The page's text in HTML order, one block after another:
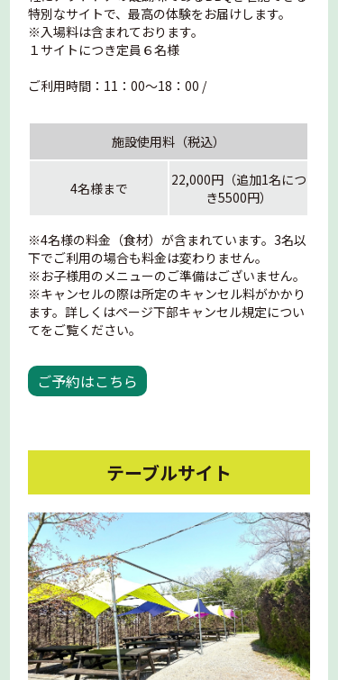
特別なサイトで、最高の体験をお届けします。
※入場料は含まれております。
１サイトにつき定員６名様
ご利用時間：11：00～18：00 /
施設使用料（税込）
4名様まで
22,000円（追加1名につ
き5500円）
※4名様の料金（食材）が含まれています。3名以
下でご利用の場合も料金は変わりません。
※お子様用のメニューのご準備はございません。
※キャンセルの際は所定のキャンセル料がかかり
ます。詳しくはページ下部キャンセル規定につい
てをご覧ください。
ご予約はこちら
テーブルサイト